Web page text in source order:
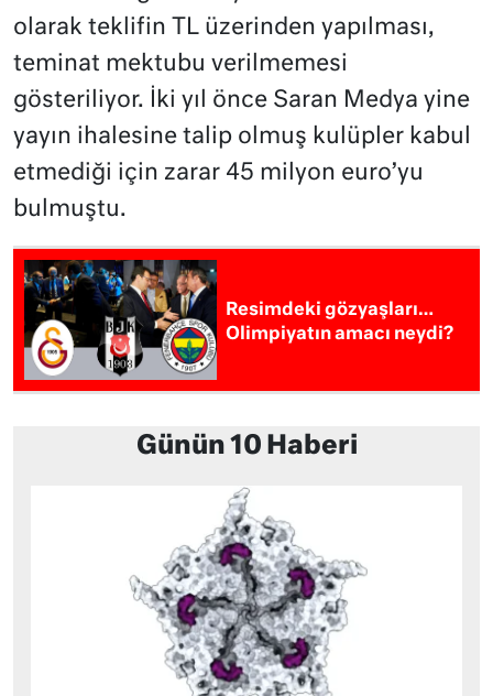
olarak teklifin TL üzerinden yapılması,
teminat mektubu verilmemesi
gösteriliyor. İki yıl önce Saran Medya yine
yayın ihalesine talip olmuş kulüpler kabul
etmediği için zarar 45 milyon euro’yu
bulmuştu.
Resimdeki gözyaşları…
Olimpiyatın amacı neydi?
Günün 10 Haberi